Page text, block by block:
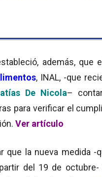
además, que el
, INAL, -que
De Nicola–
para verificar el
Ver artículo
que la nueva medida -
del 19 de octubre-